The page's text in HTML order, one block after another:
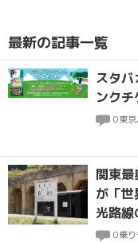
最新の記事一覧
スタ
ンク
0東
関東
が「
光路線
0乗